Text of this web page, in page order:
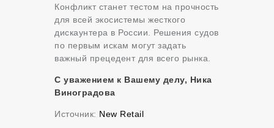
Конфликт станет тестом на прочность
для всей экосистемы жесткого
дискаунтера в России. Решения судов
по первым искам могут задать
важный прецедент для всего рынка.
С уважением к Вашему делу, Ника
Виноградова
Источник: New Retail